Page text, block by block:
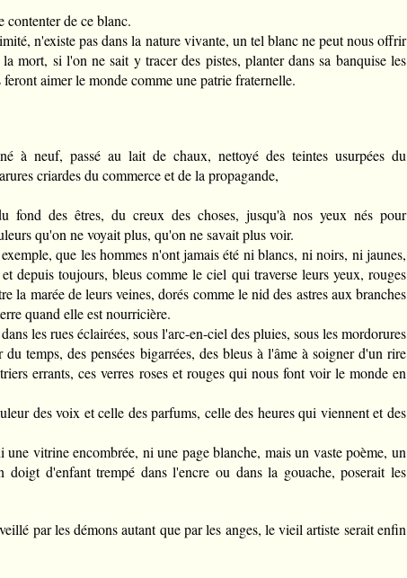
contenter de ce blanc.
n'existe pas dans la nature vivante, un tel blanc ne peut nous offrir
mort, si l'on ne sait y tracer des pistes, planter dans sa banquise les
aimer le monde comme une patrie fraternelle.
à neuf, passé au lait de chaux, nettoyé des teintes usurpées du
criardes du commerce et de la propagande,
fond des êtres, du creux des choses, jusqu'à nos yeux nés pour
qu'on ne voyait plus, qu'on ne savait plus voir.
que les hommes n'ont jamais été ni blancs, ni noirs, ni jaunes,
depuis toujours, bleus comme le ciel qui traverse leurs yeux, rouges
la marée de leurs veines, dorés comme le nid des astres aux branches
quand elle est nourricière.
les rues éclairées, sous l'arc-en-ciel des pluies, sous les mordorures
temps, des pensées bigarrées, des bleus à l'âme à soigner d'un rire
errants, ces verres roses et rouges qui nous font voir le monde en
des voix et celle des parfums, celle des heures qui viennent et des
vitrine encombrée, ni une page blanche, mais un vaste poème, un
doigt d'enfant trempé dans l'encre ou dans la gouache, poserait les
par les démons autant que par les anges, le vieil artiste serait enfin